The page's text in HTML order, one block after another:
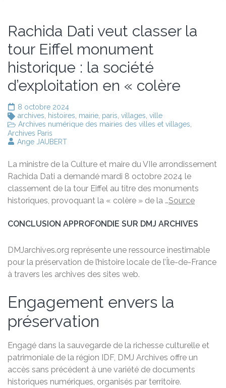
Rachida Dati veut classer la
tour Eiffel monument
historique : la société
d’exploitation en « colère
8 octobre 2024
archives
histoires mairie paris villages ville
Archives numérique des mairies des villes et villages
Archives Paris
Ange JAUBERT
La ministre de la Culture et maire du VIIe arrondissement
Rachida Dati a demandé mardi 8 octobre 2024 le
classement de la tour Eiffel au titre des monuments
historiques, provoquant la « colère » de la …Source
CONCLUSION APPROFONDIE SUR DMJ ARCHIVES
DMJarchives.org représente une ressource inestimable
pour la préservation de l’histoire locale de l’Île-de-France
à travers les archives des sites web.
Engagement envers la
préservation
Engagé dans la sauvegarde de la richesse culturelle et
patrimoniale de la région IDF, DMJ Archives offre un
accès sans précédent à une variété de documents
historiques numériques, organisés par territoire.